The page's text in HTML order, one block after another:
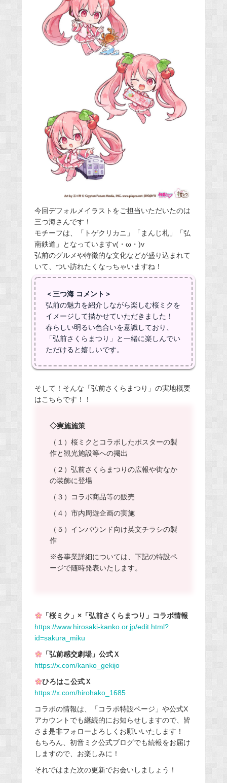
今回デフォルメイラストをご担当いただいたのは
三つ海さんです！
モチーフは、「トゲクリカニ」「まんじ札」「弘
南鉄道」となっていますv(・ω・)v
弘前のグルメや特徴的な文化などが盛り込まれて
いて、つい訪れたくなっちゃいますね！
＜三つ海 コメント＞
弘前の魅力を紹介しながら楽しむ桜ミクを
イメージして描かせていただきました！
春らしい明るい色合いを意識しており、
「弘前さくらまつり」と一緒に楽しんでい
ただけると嬉しいです。
そして！そんな「弘前さくらまつり」の実地概要
はこちらです！！
◇実施施策
（１）桜ミクとコラボしたポスターの製
作と観光施設等への掲出
（２）弘前さくらまつりの広報や街なか
の装飾に登場
（３）コラボ商品等の販売
（４）市内周遊企画の実施
（５）インバウンド向け英文チラシの製
作
※各事業詳細については、下記の特設ペ
ージで随時発表いたします。
「桜ミク」×「弘前さくらまつり」コラボ情報
https://www.hirosaki-kanko.or.jp/edit.html?
id=sakura_miku
「弘前感交劇場」公式Ｘ
https://x.com/kanko_gekijo
ひろはこ公式Ｘ
https://x.com/hirohako_1685
コラボの情報は、「コラボ特設ページ」や公式X
アカウントでも継続的にお知らせしますので、皆
さま是非フォローよろしくお願いいたします！
もちろん、初音ミク公式ブログでも続報をお届け
しますので、お楽しみに！
それではまた次の更新でお会いしましょう！